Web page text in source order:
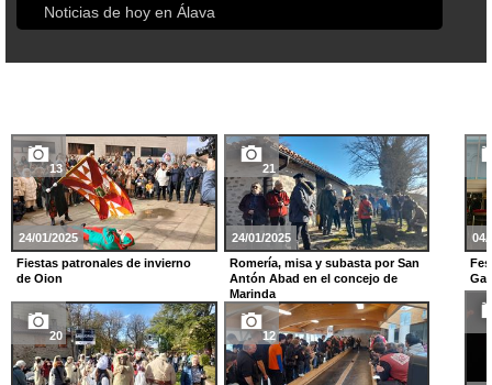
Noticias de hoy en Álava
13
24/01/2025
Fiestas patronales de invierno
de Oion
21
24/01/2025
Romería, misa y subasta por San
Antón Abad en el concejo de
Marinda
20 12
04/